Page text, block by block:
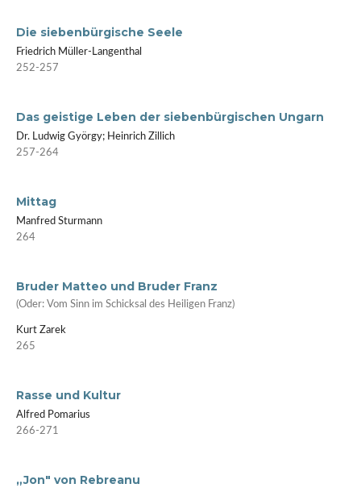
Die siebenbürgische Seele
Friedrich Müller-Langenthal
252-257
Das geistige Leben der siebenbürgischen Ungarn
Dr. Ludwig György; Heinrich Zillich
257-264
Mittag
Manfred Sturmann
264
Bruder Matteo und Bruder Franz
(Oder: Vom Sinn im Schicksal des Heiligen Franz)
Kurt Zarek
265
Rasse und Kultur
Alfred Pomarius
266-271
„Jon" von Rebreanu